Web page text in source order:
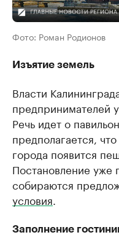
Фото: Роман Родионов
Изъятие земель
Власти
предпринимателей
Речь идет о
предполагается,
города появится
Постановление уже
собираются
условия
Заполнение